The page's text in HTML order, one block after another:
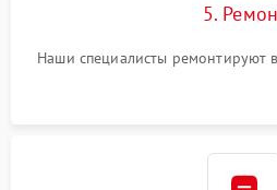
5.
Наши специалисты ремонтируют